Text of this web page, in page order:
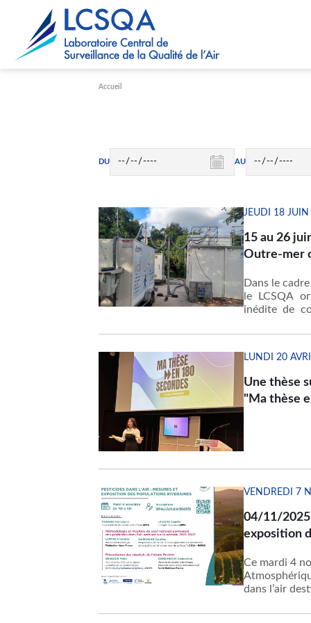
Accueil
DU AU
JEUDI 18
15 au 26
Outre-mer
Dans le
le LCSQA
inédite de
sein de ses
ses travaux
LUNDI 20
Une thèse
"Ma thèse
VENDREDI 7
04/11/2025
exposition
Ce mardi 4
dans l’air
Paramétrer les cookies